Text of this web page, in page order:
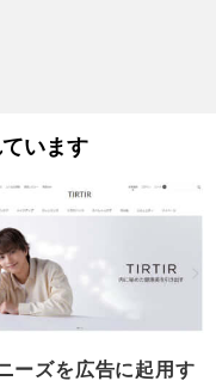
います
ーズを広告に起用す